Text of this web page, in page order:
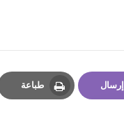
إرسال طباعة